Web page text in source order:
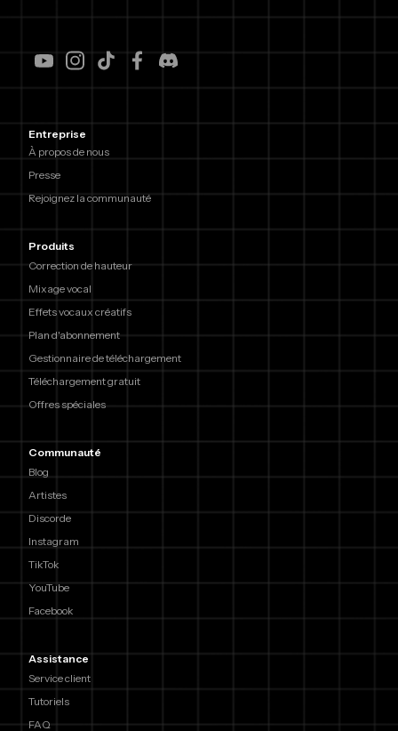
Entreprise
À propos de nous
Presse
Rejoignez la communauté
Produits
Correction de hauteur
Mixage vocal
Effets vocaux créatifs
Plan d'abonnement
Gestionnaire de téléchargement
Téléchargement gratuit
Offres spéciales
Communauté
Blog
Artistes
Discorde
Instagram
TikTok
YouTube
Facebook
Assistance
Service client
Tutoriels
FAQ